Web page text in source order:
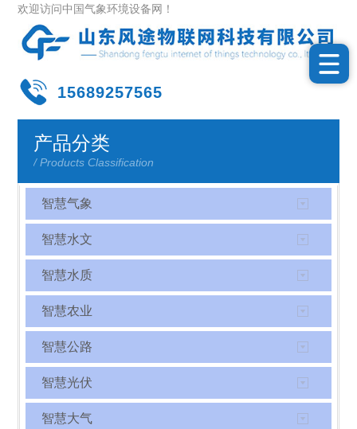
欢迎访问中国气象环境设备网！
15689257565
产品分类
/ Products Classification
智慧气象
智慧水文
智慧水质
智慧农业
智慧公路
智慧光伏
智慧大气